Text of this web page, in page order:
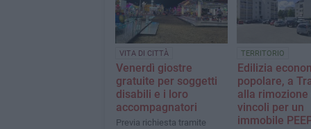
play, coinvolgendo giovani e
appassionati
VITA DI CITTÀ
Venerdì giostre
gratuite per soggetti
disabili e i loro
accompagnatori
Previa richiesta tramite
TERRITORIO
Edilizia
popolare, a
alla rimozione
vincoli per un
immobile